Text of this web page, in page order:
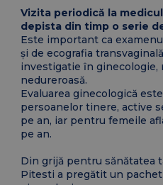
Vizita periodică la
depista din timp o serie
Este important ca
și de ecografia
investigatie ȋn ginecologie,
nedureroasă.
Evaluarea ginecologică
persoanelor tinere, active
pe an, iar pentru femeile
pe an.
Din grijă pentru sănătatea
Pitesti a pregătit un